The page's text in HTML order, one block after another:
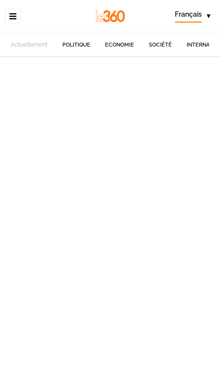
Français ▾
Actuellement POLITIQUE ECONOMIE SOCIÉTÉ